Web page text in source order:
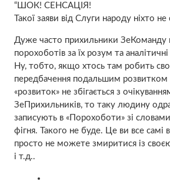
“ШОК! СЕНСАЦІЯ!
Такої заяви від Слуги народу ніхто не
Дуже часто прихильники ЗеКоманду
порохоботів за їх розум та аналітичні
Ну, тобто, якщо хтось там робить
передбачення подальшим розвитком
«розвиток» не збігається з
ЗеПрихильників, то таку людину
записують в «Порохоботи» зі
фігня. Такого не буде. Це ви все самі
просто не можете змиритися із
і т.д..